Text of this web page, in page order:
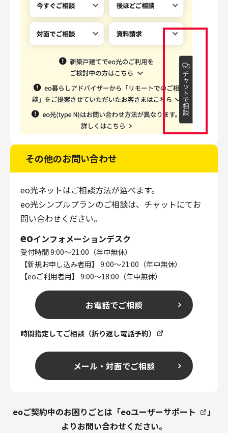
その他のお問い合わせ
eo光ネットはご相談方法が選べます。
eo光シンプルプランのご相談は、チャットにてお
問い合わせください。
eoインフォメーションデスク
受付時間 9:00～21:00（年中無休）
【新規お申し込み者用】 9:00～21:00（年中無休）
【eoご利用者用】 9:00～18:00（年中無休）
お電話でご相談
時間指定してご相談（折り返し電話予約）
メール・対面でご相談
eoご契約中のお困りごとは「eoユーザーサポート
」
よりお問い合わせください。